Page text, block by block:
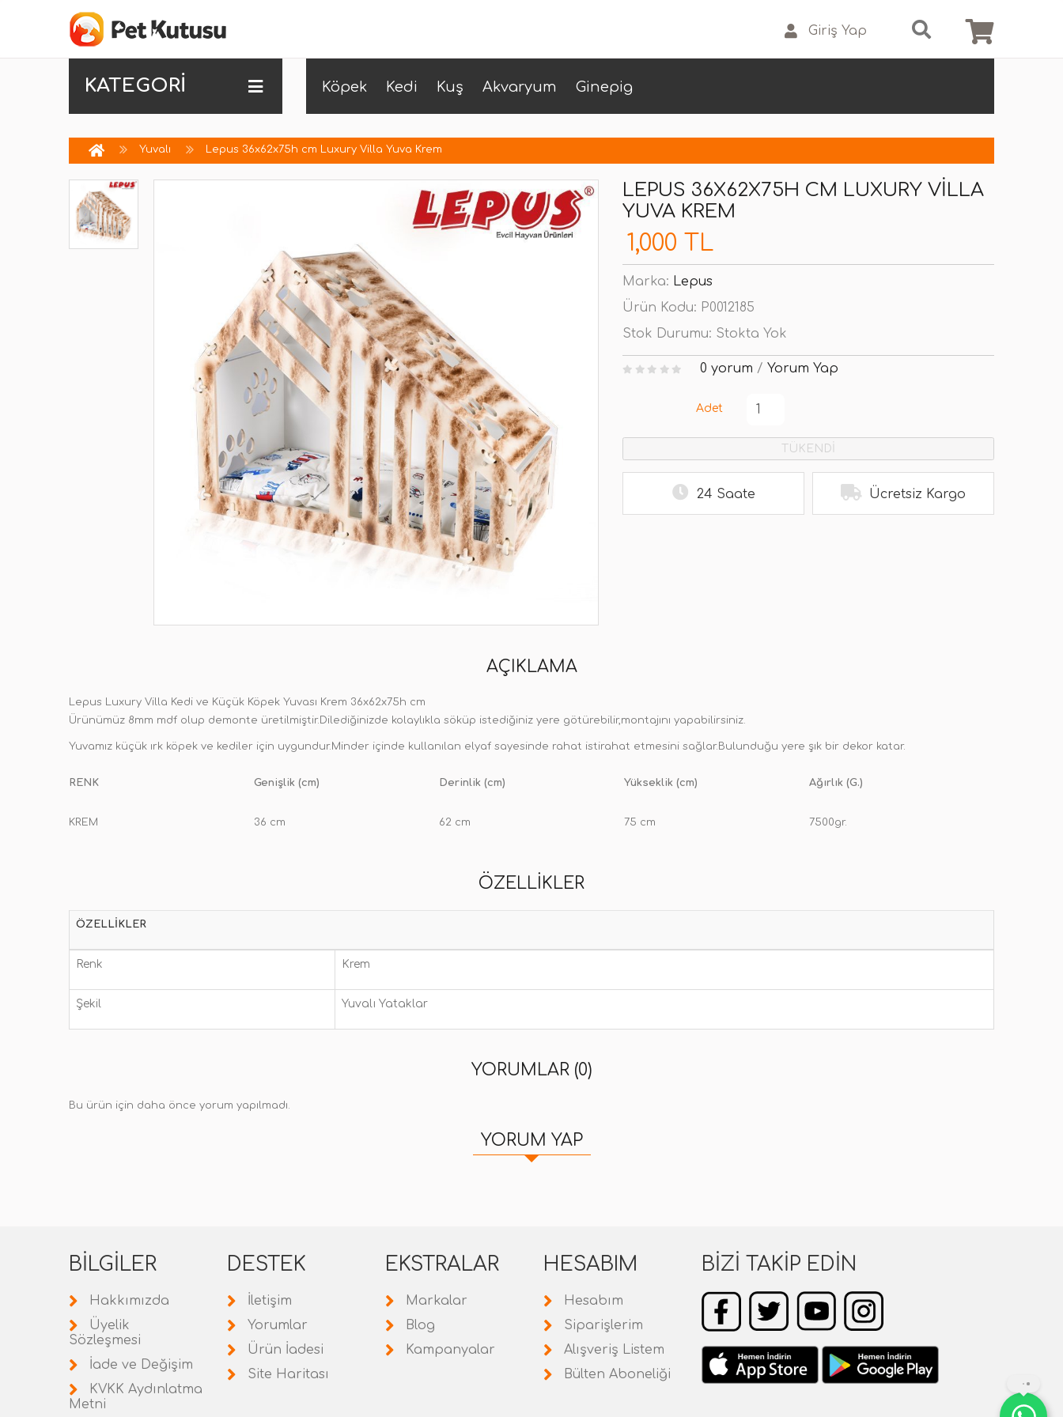
Giriş Yap
KATEGORİ Köpek Kedi Kuş Akvaryum Ginepig
Yuvalı Lepus 36x62x75h cm Luxury Villa Yuva Krem
LEPUS 36X62X75H CM LUXURY VILLA
YUVA KREM
1,000 TL
Marka: Lepus
Ürün Kodu: P0012185
Stok Durumu: Stokta Yok
0 yorum / Yorum Yap
Adet
TÜKENDİ
24 Saate Ücretsiz Kargo
AÇIKLAMA
Lepus Luxury Villa Kedi ve Küçük Köpek Yuvası Krem 36x62x75h cm
Ürünümüz 8mm mdf olup demonte üretilmiştir.Dilediğinizde kolaylıkla söküp istediğiniz yere götürebilir,montajını yapabilirsiniz.
Yuvamız küçük ırk köpek ve kediler için uygundur.Minder içinde kullanılan elyaf sayesinde rahat istirahat etmesini sağlar.Bulunduğu yere şık bir dekor katar.
RENK Genişlik (cm) Derinlik (cm) Yükseklik (cm) Ağırlık (G.)
KREM 36 cm 62 cm 75 cm 7500gr.
ÖZELLIKLER
ÖZELLIKLER
Renk Krem
Şekil Yuvalı Yataklar
YORUMLAR (0)
Bu ürün için daha önce yorum yapılmadı.
YORUM YAP
BILGILER
Hakkımızda
Üyelik
Sözleşmesi
İade ve Değişim
KVKK Aydınlatma
Metni
DESTEK
İletişim
Yorumlar
Ürün İadesi
Site Haritası
EKSTRALAR
Markalar
Blog
Kampanyalar
HESABIM
Hesabım
Siparişlerim
Alışveriş Listem
Bülten Aboneliği
BIZI TAKIP EDIN